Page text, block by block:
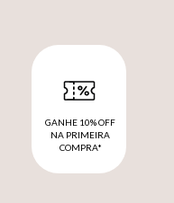
GANHE 10% OFF
NA PRIMEIRA
COMPRA*